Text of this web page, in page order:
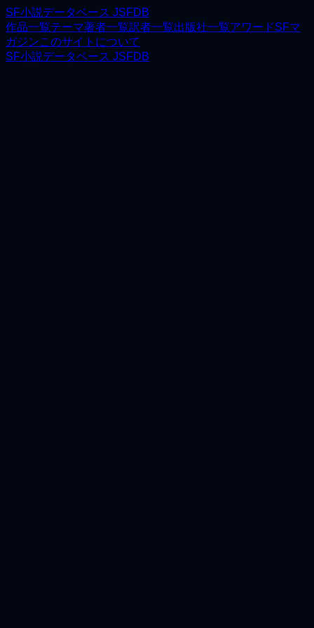
SF小説データベース JSFDB
作品一覧テーマ著者一覧訳者一覧出版社一覧アワードSFマ
ガジンこのサイトについて
SF小説データベース JSFDB